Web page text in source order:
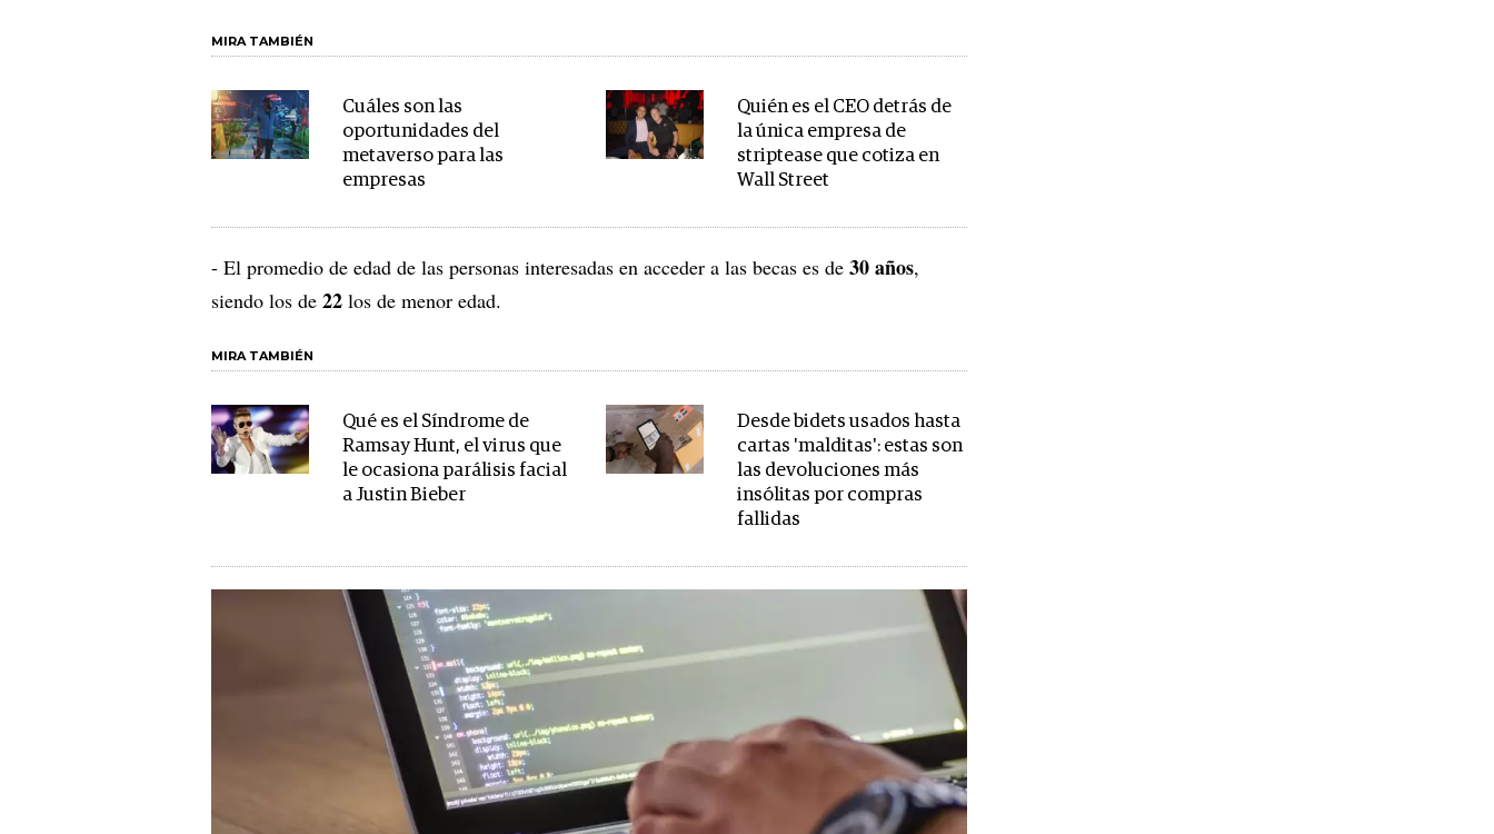
MIRA TAMBIÉN
Cuáles son las
oportunidades del
metaverso para las
empresas
Quién es el CEO detrás de
la única empresa de
striptease que cotiza en
Wall Street
- El promedio de edad de las personas interesadas en acceder a las becas es de 30 años,
siendo los de 22 los de menor edad.
MIRA TAMBIÉN
Qué es el Síndrome de
Ramsay Hunt, el virus que
le ocasiona parálisis facial
a Justin Bieber
Desde bidets usados hasta
cartas 'malditas': estas son
las devoluciones más
insólitas por compras
fallidas